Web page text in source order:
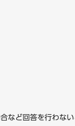
合など回答を行わ